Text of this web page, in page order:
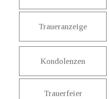
Traueranzeige
Kondolenzen
Trauerfeier